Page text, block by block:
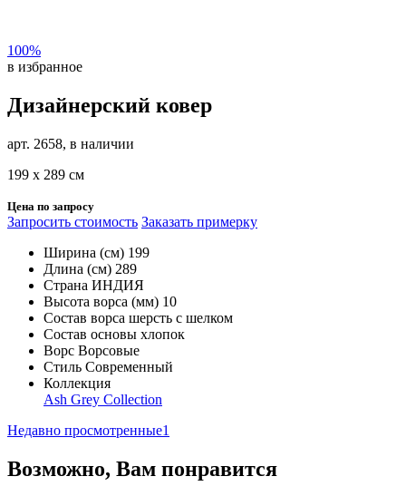
100%
в избранное
Дизайнерский ковер
арт. 2658, в наличии
199 х 289 см
Цена по запросу
Запросить стоимость Заказать примерку
Ширина (см) 199
Длина (см) 289
Страна ИНДИЯ
Высота ворса (мм) 10
Состав ворса шерсть с шелком
Состав основы хлопок
Ворс Ворсовые
Стиль Современный
Коллекция
Ash Grey Collection
Недавно просмотренные1
Возможно, Вам понравится